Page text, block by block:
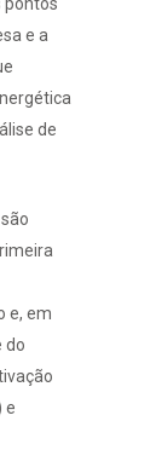
e a
de
e, em
do
e